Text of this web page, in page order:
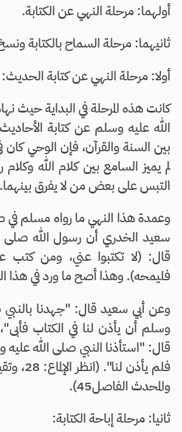
أولهما: مرحلة النهي عن الكتابة.
ثانيهما: مرحلة السماح بالكتابة
أولا: مرحلة النهي عن كتابة الحديث:
كانت هذه المرحلة في البداية حيث
الله عليه وسلم عن كتابة
بين السنة والقرآن، فإن الوحي كان
لم يميز السامع بين كلام الله
التبس على بعض من لا يفرق
وعمدة هذا النهي ما رواه مسلم
سعيد الخدري أن رسول الله صلى
قال: (لا تكتبوا عني، ومن كتب
فليمحه). وهذا أصح ما ورد في هذا
وعن أبي سعيد قال: "جهدنا بالنبي
وسلم أن يأذن لنا في الكتاب
قال: "استأذنا النبي صلى الله عليه
والمحدث الفاصل45).
ثانيا: مرحلة إباحة الكتابة: